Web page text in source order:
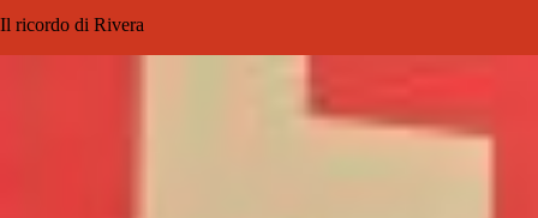
Il ricordo di Rivera